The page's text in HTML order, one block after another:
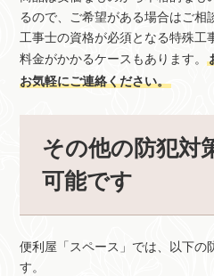
るので、ご希望がある場合はご相
工事士の資格が必須となる特殊工
料金がかかるケースもあります。
お気軽にご連絡ください。
その他の防犯対
可能です
便利屋「スペース」では、以下の
す。